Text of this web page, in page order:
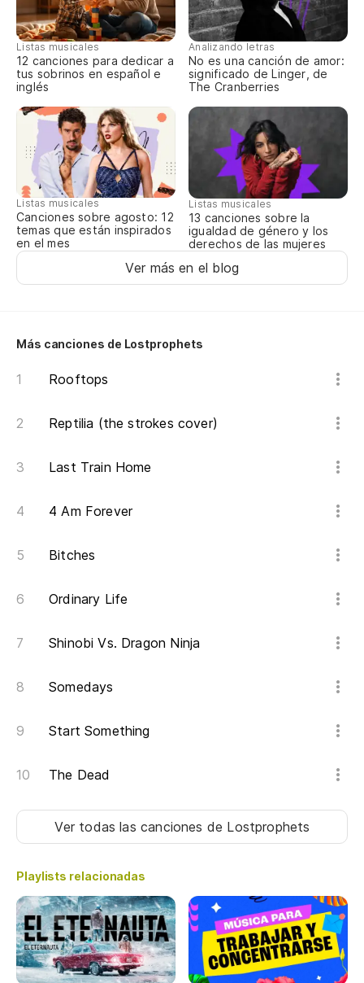
Listas musicales
12 canciones para dedicar a
tus sobrinos en español e
inglés
Analizando letras
No es una canción de amor:
significado de Linger, de
The Cranberries
Listas musicales
Canciones sobre agosto: 12
temas que están inspirados
en el mes
Listas musicales
13 canciones sobre la
igualdad de género y los
derechos de las mujeres
Ver más en el blog
Más canciones de Lostprophets
Rooftops
Reptilia (the strokes cover)
Last Train Home
4 Am Forever
Bitches
Ordinary Life
Shinobi Vs. Dragon Ninja
Somedays
Start Something
The Dead
Ver todas las canciones de Lostprophets
Playlists relacionadas